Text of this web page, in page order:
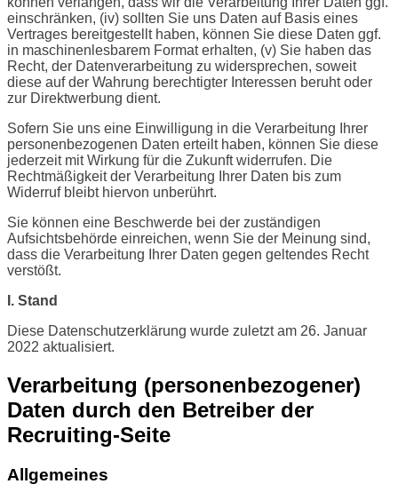
einschränken, (iv) sollten Sie uns Daten auf Basis eines
Vertrages bereitgestellt haben, können Sie diese Daten ggf.
in maschinenlesbarem Format erhalten, (v) Sie haben das
Recht, der Datenverarbeitung zu widersprechen, soweit
diese auf der Wahrung berechtigter Interessen beruht oder
zur Direktwerbung dient.
Sofern Sie uns eine Einwilligung in die Verarbeitung Ihrer
personenbezogenen Daten erteilt haben, können Sie diese
jederzeit mit Wirkung für die Zukunft widerrufen. Die
Rechtmäßigkeit der Verarbeitung Ihrer Daten bis zum
Widerruf bleibt hiervon unberührt.
Sie können eine Beschwerde bei der zuständigen
Aufsichtsbehörde einreichen, wenn Sie der Meinung sind,
dass die Verarbeitung Ihrer Daten gegen geltendes Recht
verstößt.
I. Stand
Diese Datenschutzerklärung wurde zuletzt am 26. Januar
2022 aktualisiert.
Verarbeitung (personenbezogener)
Daten durch den Betreiber der
Recruiting-Seite
Allgemeines